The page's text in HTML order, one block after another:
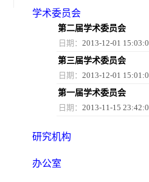
学术委员会
第二届学术委员会
日期： 2013-12-01
第三届学术委员会
日期： 2013-12-01
第一届学术委员会
日期： 2013-11-15
研究机构
办公室